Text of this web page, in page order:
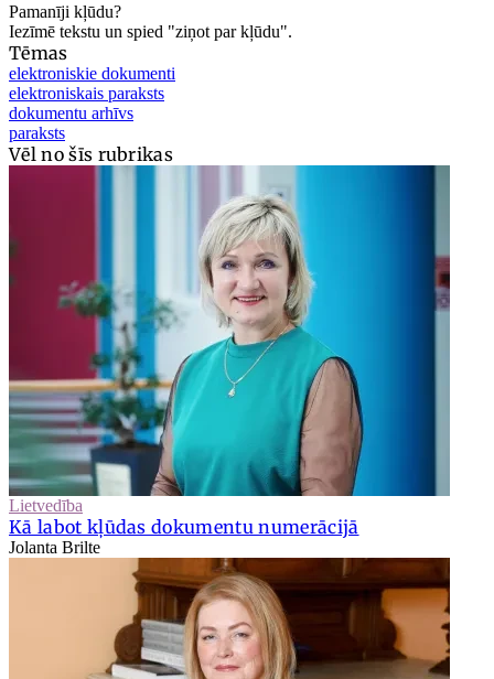
Pamanīji kļūdu?
Iezīmē tekstu un spied "ziņot par kļūdu".
Tēmas
elektroniskie dokumenti
elektroniskais paraksts
dokumentu arhīvs
paraksts
Vēl no šīs rubrikas
Lietvedība
Kā labot kļūdas dokumentu numerācijā
Jolanta Brilte